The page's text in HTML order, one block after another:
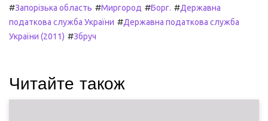
#Запорізька область #Миргород #Борг. #Державна
податкова служба України #Державна податкова служба
України (2011) #Збруч
Читайте також